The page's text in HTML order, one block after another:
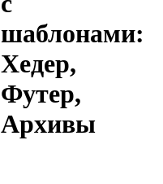
шаблонами:
Хедер,
Футер,
Архивы